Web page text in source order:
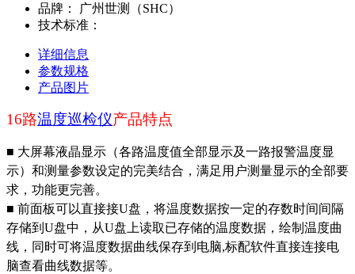
品牌：
广州世测（SHC）
技术标准：
详细信息
参数规格
产品图片
16路温度巡检仪产品特点
■ 大屏幕液晶显示（各路温度值全部显示及一路报警温度显
示）和测量参数设定的完美结合，满足用户测量显示的全部要
求，功能更完善。
■ 前面板可以直接接U盘，将温度数据按一定的存数时间间隔
存储到U盘中，从U盘上读取已存储的温度数据，绘制温度曲
线，同时可将温度数据曲线保存到电脑,标配软件直接连接电
脑查看曲线数据等。